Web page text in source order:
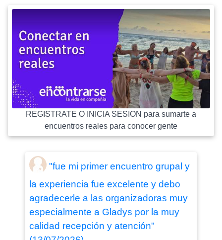
REGISTRATE O INICIA SESION para sumarte a
encuentros reales para conocer gente
"fue mi primer encuentro grupal y
la experiencia fue excelente y debo
agradecerle a las organizadoras muy
especialmente a Gladys por la muy
calidad recepción y atención"